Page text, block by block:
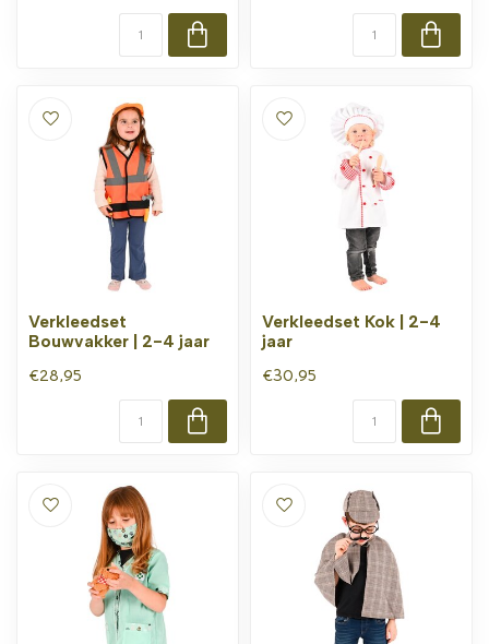
Verkleedset
Bouwvakker | 2-4 jaar
€28,95
Verkleedset Kok | 2-4
jaar
€30,95